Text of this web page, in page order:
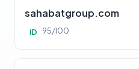
sahabatgroup.com
ID 95/100